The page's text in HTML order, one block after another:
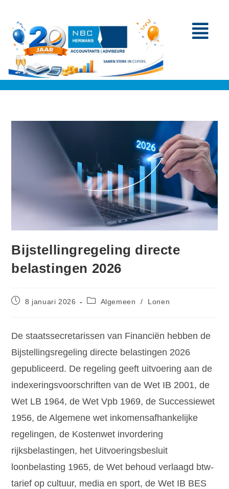
Bijstellingregeling directe
belastingen 2026
8 januari 2026 Algemeen / Lonen
De staatssecretarissen van Financiën hebben de
Bijstellingsregeling directe belastingen 2026
gepubliceerd. De regeling geeft uitvoering aan de
indexeringsvoorschriften van de Wet IB 2001, de
Wet LB 1964, de Wet Vpb 1969, de Successiewet
1956, de Algemene wet inkomensafhankelijke
regelingen, de Kostenwet invordering
rijksbelastingen, het Uitvoeringsbesluit
loonbelasting 1965, de Wet behoud verlaagd btw-
tarief op cultuur, media en sport, de Wet IB BES